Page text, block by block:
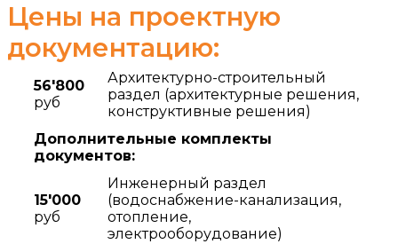
Цены на проектную
документацию:
56'800
руб
Архитектурно-строительный
раздел (архитектурные решения,
конструктивные решения)
Дополнительные комплекты
документов:
15'000
руб
Инженерный раздел
(водоснабжение-канализация,
отопление,
электрооборудование)